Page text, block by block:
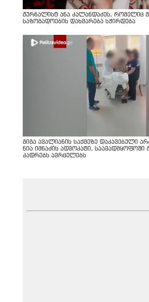
ჟურნალისტ ანა კალანდაძეს, რომელიც
საზოგადოების დახმარება სჭირდება
გიგა ავალიანის საქმეზე დაკავებული
ნია იმნაძის ადვოკატი, საავადმყოფოში
კადრებს ავრცელებს